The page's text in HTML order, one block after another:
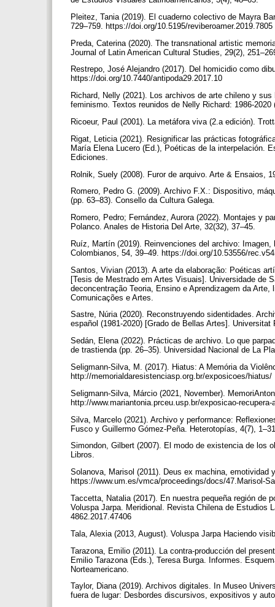
Pleitez, Tania (2019). El cuaderno colectivo de Mayra
729–759. https://doi.org/10.5195/reviberoamer.2019.7805
Preda, Caterina (2020). The transnational artistic
Journal of Latin American Cultural Studies, 29(2),
Restrepo, José Alejandro (2017). Del homicidio como
https://doi.org/10.7440/antipoda29.2017.10
Richard, Nelly (2021). Los archivos de arte chileno y
feminismo. Textos reunidos de Nelly Richard: 1986-
Ricoeur, Paul (2001). La metáfora viva (2.a edición).
Rigat, Leticia (2021). Resignificar las prácticas
María Elena Lucero (Ed.), Poéticas de la interpelación.
Ediciones.
Rolnik, Suely (2008). Furor de arquivo. Arte & Ensaios,
Romero, Pedro G. (2009). Archivo F.X.: Dispositivo,
(pp. 63–83). Consello da Cultura Galega.
Romero, Pedro; Fernández, Aurora (2022). Montajes y
Polanco. Anales de Historia Del Arte, 32(32), 37–45.
Ruíz, Martín (2019). Reinvenciones del archivo:
Colombianos, 54, 39–49. https://doi.org/10.53556/
Santos, Vivian (2013). A arte da elaboração: Poéticas
[Tesis de Mestrado em Artes Visuais]. Universidade de
deconcentração Teoria, Ensino e Aprendizagem da
Comunicações e Artes.
Sastre, Núria (2020). Reconstruyendo sidentidades.
español (1981-2020) [Grado de Bellas Artes].
Sedán, Elena (2022). Prácticas de archivo. Lo que
de trastienda (pp. 26–35). Universidad Nacional de La
Seligmann-Silva, M. (2017). Hiatus: A Memória da
http://memorialdaresistenciasp.org.br/exposicoes/hiatus/
Seligmann-Silva, Márcio (2021, November).
http://www.mariantonia.prceu.usp.br/exposicao-
Silva, Marcelo (2021). Archivo y performance:
Fusco y Guillermo Gómez-Peña. Heterotopías, 4(7),
Simondon, Gilbert (2007). El modo de existencia de los
Libros.
Solanova, Marisol (2011). Deus ex machina, emotividad
https://www.um.es/vmca/proceedings/docs/47.Marisol-
Taccetta, Natalia (2017). En nuestra pequeña región de
Voluspa Jarpa. Meridional. Revista Chilena de Estudios
4862.2017.47406
Tala, Alexia (2013, August). Voluspa Jarpa Haciendo
Tarazona, Emilio (2011). La contra-producción del
Emilio Tarazona (Eds.), Teresa Burga. Informes.
Norteamericano.
Taylor, Diana (2019). Archivos digitales. In Museo
fuera de lugar: Desbordes discursivos, expositivos y